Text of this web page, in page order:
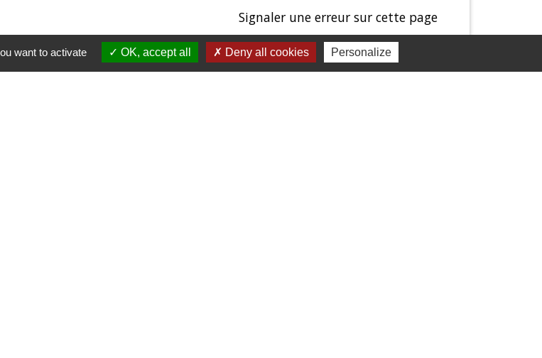
Signaler une erreur sur cette page
want to activate OK, accept all Deny all cookies Personalize